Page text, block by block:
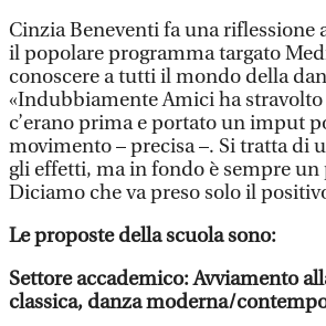
Cinzia Beneventi fa una riflessione
il popolare programma targato
conoscere a tutti il mondo della
«Indubbiamente Amici ha
c’erano prima e portato un imput
movimento – precisa –. Si tratta di
gli effetti, ma in fondo è sempre un
Diciamo che va preso solo il
Le proposte della scuola sono:
Settore accademico: Avviamento
classica, danza moderna/